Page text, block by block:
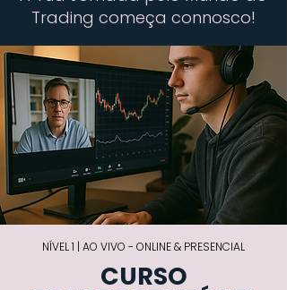
Trading começa connosco!
NÍVEL 1 | AO VIVO - ONLINE & PRESENCIAL
CURSO